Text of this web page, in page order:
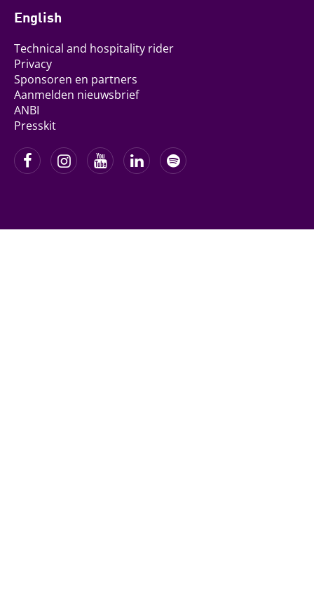
English
Technical and hospitality rider
Privacy
Sponsoren en partners
Aanmelden nieuwsbrief
ANBI
Presskit